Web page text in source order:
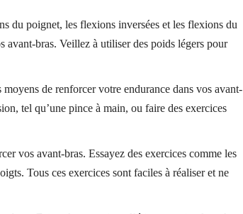
du poignet, les flexions inversées et les flexions du
avant-bras. Veillez à utiliser des poids légers pour
de renforcer votre endurance dans vos avant-
tel qu’une pince à main, ou faire des exercices
vos avant-bras. Essayez des exercices comme les
Tous ces exercices sont faciles à réaliser et ne